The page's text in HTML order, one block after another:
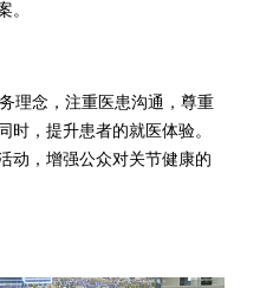
。
理念，注重医患沟通，尊重
时，提升患者的就医体验。
动，增强公众对关节健康的